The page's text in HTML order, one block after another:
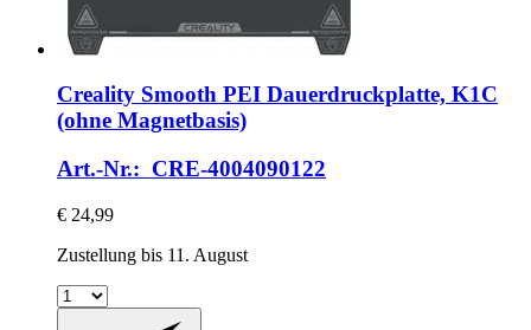
Creality Smooth PEI Dauerdruckplatte, K1C
(ohne Magnetbasis)
Art.-Nr.: CRE-4004090122
€ 24,99
Zustellung bis 11. August